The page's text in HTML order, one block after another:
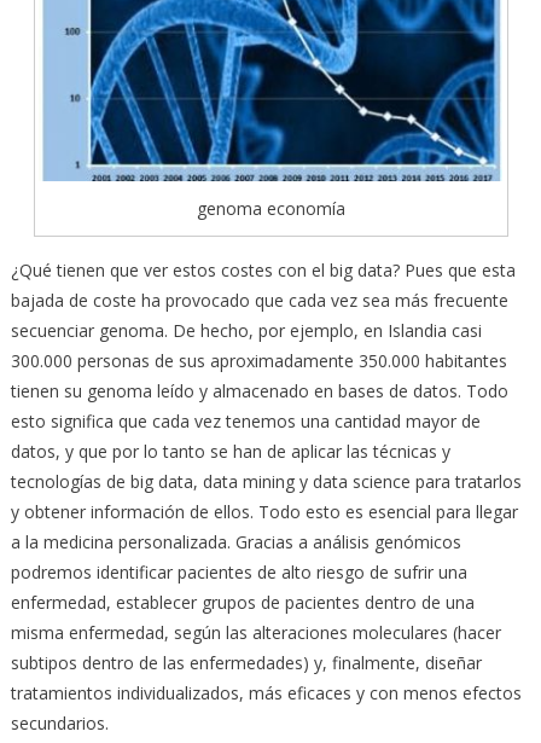
genoma economía
¿Qué tienen que ver estos costes con el big data? Pues que esta
bajada de coste ha provocado que cada vez sea más frecuente
secuenciar genoma. De hecho, por ejemplo, en Islandia casi
300.000 personas de sus aproximadamente 350.000 habitantes
tienen su genoma leído y almacenado en bases de datos. Todo
esto significa que cada vez tenemos una cantidad mayor de
datos, y que por lo tanto se han de aplicar las técnicas y
tecnologías de big data, data mining y data science para tratarlos
y obtener información de ellos. Todo esto es esencial para llegar
a la medicina personalizada. Gracias a análisis genómicos
podremos identificar pacientes de alto riesgo de sufrir una
enfermedad, establecer grupos de pacientes dentro de una
misma enfermedad, según las alteraciones moleculares (hacer
subtipos dentro de las enfermedades) y, finalmente, diseñar
tratamientos individualizados, más eficaces y con menos efectos
secundarios.